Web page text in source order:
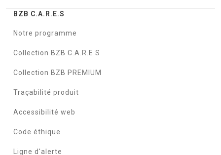
BZB C.A.R.E.S
Notre programme
Collection BZB C.A.R.E.S
Collection BZB PREMIUM
Traçabilité produit
Accessibilité web
Code éthique
Ligne d'alerte